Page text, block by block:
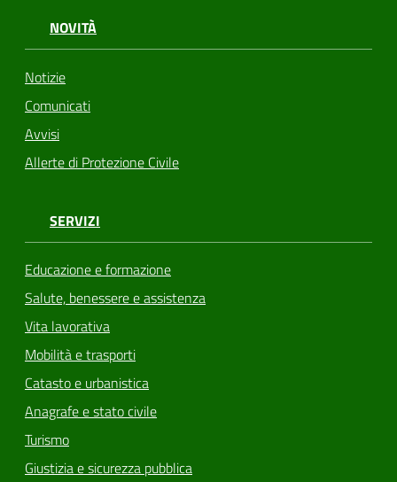
NOVITÀ
Notizie
Comunicati
Avvisi
Allerte di Protezione Civile
SERVIZI
Educazione e formazione
Salute, benessere e assistenza
Vita lavorativa
Mobilità e trasporti
Catasto e urbanistica
Anagrafe e stato civile
Turismo
Giustizia e sicurezza pubblica